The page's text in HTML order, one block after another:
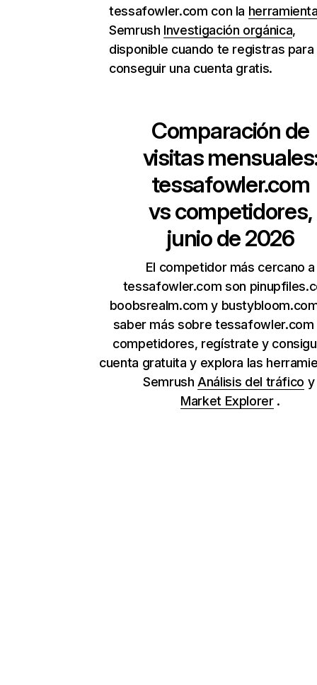
tessafowler.com con la
Semrush Investigación orgánica,
disponible cuando te registras para
conseguir una cuenta gratis.
Comparación de
visitas
tessafowler.com
vs competidores,
junio de 2026
El competidor más cercano a
tessafowler.com son
boobsrealm.com y
saber más sobre tessafowler.com
competidores, regístrate y
cuenta gratuita y explora las
Semrush Análisis del tráfico y
Market Explorer.